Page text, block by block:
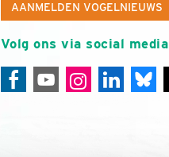
AANMELDEN VOGELNIEUWS
Volg ons via social media